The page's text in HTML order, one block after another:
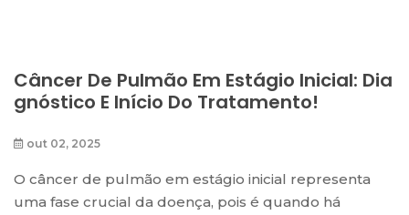
Câncer De Pulmão Em Estágio Inicial: Dia
Gnóstico E Início Do Tratamento!
out 02, 2025
O câncer de pulmão em estágio inicial representa
uma fase crucial da doença, pois é quando há